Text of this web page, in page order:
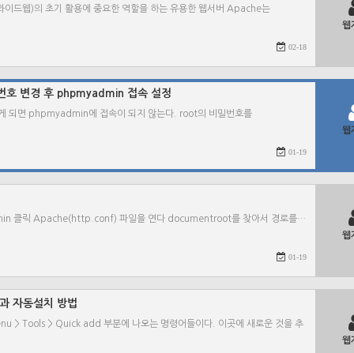
웹)의 초기 활용에 중요한 역할을 하는 유용한 웹서버 Apache는
02-18
웹
변경 후 phpmyadmin 접속 설정
되면 phpmyadmin에 접속이 되지 않는다. root의 비밀번호를
01-19
웹
클릭 Apache(http.conf) 파일을 연다 documentroot를 찾아서 경로를…
01-19
웹
자동설치 방법
> Tools > Quick add 부분에 나오는 명령어들이다. 이곳에 새로운 것을 추
웹